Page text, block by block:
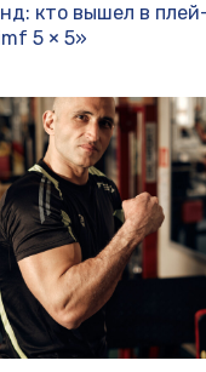
кто вышел в
5 × 5»